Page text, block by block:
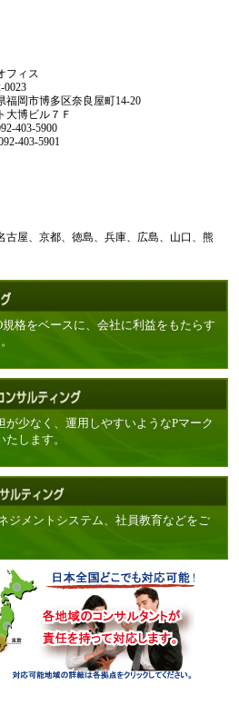
フィス
0023
福岡市博多区奈良屋町14-20
大博ビル７Ｆ
403-5900
403-5901
古屋、京都、徳島、兵庫、広島、山口、熊
規格をベースに、会社に利益をもたらす
少なく、運用しやすいようなPマーク
します。
ジメントシステム、社員教育などをご